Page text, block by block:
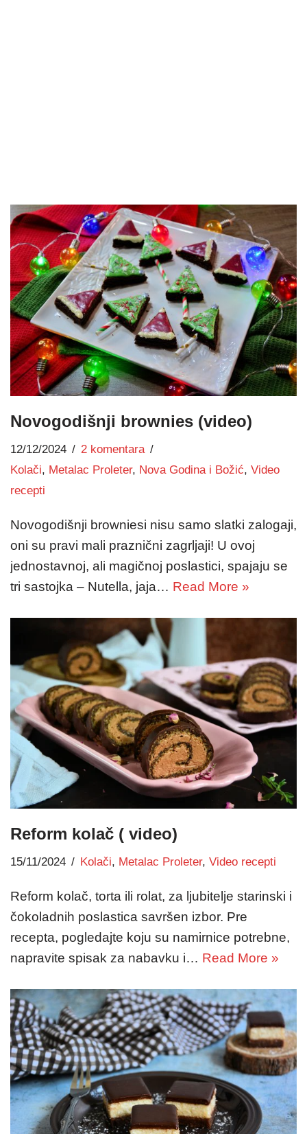
Novogodišnji brownies (video)
12/12/2024
2 komentara
Kolači, Metalac Proleter, Nova Godina i Božić, Video
recepti
Novogodišnji browniesi nisu samo slatki zalogaji,
oni su pravi mali praznični zagrljaji! U ovoj
jednostavnoj, ali magičnoj poslastici, spajaju se
tri sastojka – Nutella, jaja… Read More »
Reform kolač ( video)
15/11/2024 Kolači, Metalac Proleter, Video recepti
Reform kolač, torta ili rolat, za ljubitelje starinski i
čokoladnih poslastica savršen izbor. Pre
recepta, pogledajte koju su namirnice potrebne,
napravite spisak za nabavku i… Read More »